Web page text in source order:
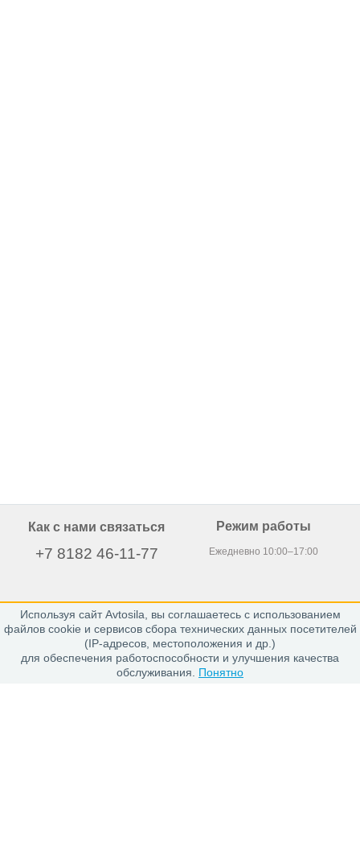
Используя сайт Avtosila, вы соглашаетесь с использованием
файлов cookie и сервисов сбора технических данных посетителей
(IP-адресов, местоположения и др.)
для обеспечения работоспособности и улучшения качества
обслуживания. Понятно
Как с нами связаться
+7 8182 46-11-77
163020, г. Архангельск,
пр. Никольский 15, офис 212
Режим работы
Ежедневно 10:00–17:00
Каталог